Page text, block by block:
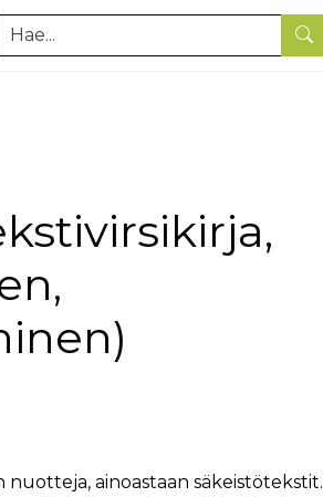
Hae
nuotteja, ainoastaan säkeistötekstit.